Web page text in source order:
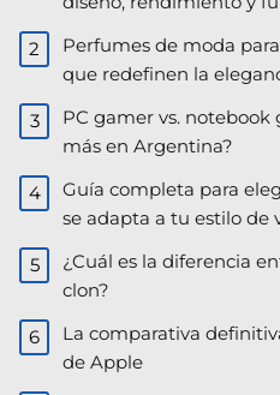
Perfumes de moda
que redefinen la
PC gamer vs. notebook
más en Argentina?
Guía completa para
se adapta a tu estilo de
¿Cuál es la diferencia
clon?
La comparativa
de Apple